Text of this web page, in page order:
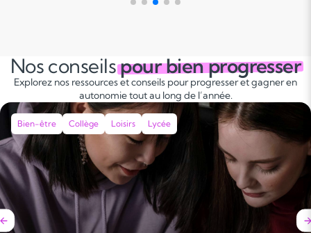
Nos conseilspour bien progresser
Explorez nos ressources et conseils pour progresser et gagner en
autonomie tout au long de l’année.
Bien-être Collège Loisirs Lycée